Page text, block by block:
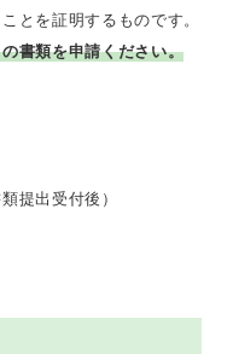
とを証明するものです。
の書類を申請ください。
提出受付後）